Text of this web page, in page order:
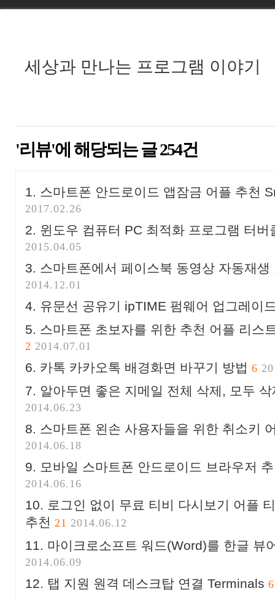
세상과 만나는 프로그램 이야기
'리뷰'에 해당되는 글 254건
스마트폰 안드로이드 앱잠금 어플 추천
2017.02.26
윈도우 컴퓨터 PC 최적화 프로그램 터버
2015.04.05
스마트폰에서 페이스북 동영상 자동재
2014.12.01
유문선 공유기 ipTIME 펌웨어 업그레이
스마트폰 초보자를 위한 추천 어플 리스
2 2014.07.01
카톡 카카오톡 배경화면 바꾸기 방법 6
알아두면 좋은 지메일 전체 삭제, 모두
2014.06.23
스마트폰 왼손 사용자들을 위한 취소키
2014.06.18
모바일 스마트폰 안드로이드 브라우저
2014.06.16
로그인 없이 무료 티비 다시보기 어플
추천 21 2014.06.12
마이크로소프트 워드(Word)를 한글 뷰
2014.06.09
탭 지원 원격 데스크탑 연결 Terminals 6